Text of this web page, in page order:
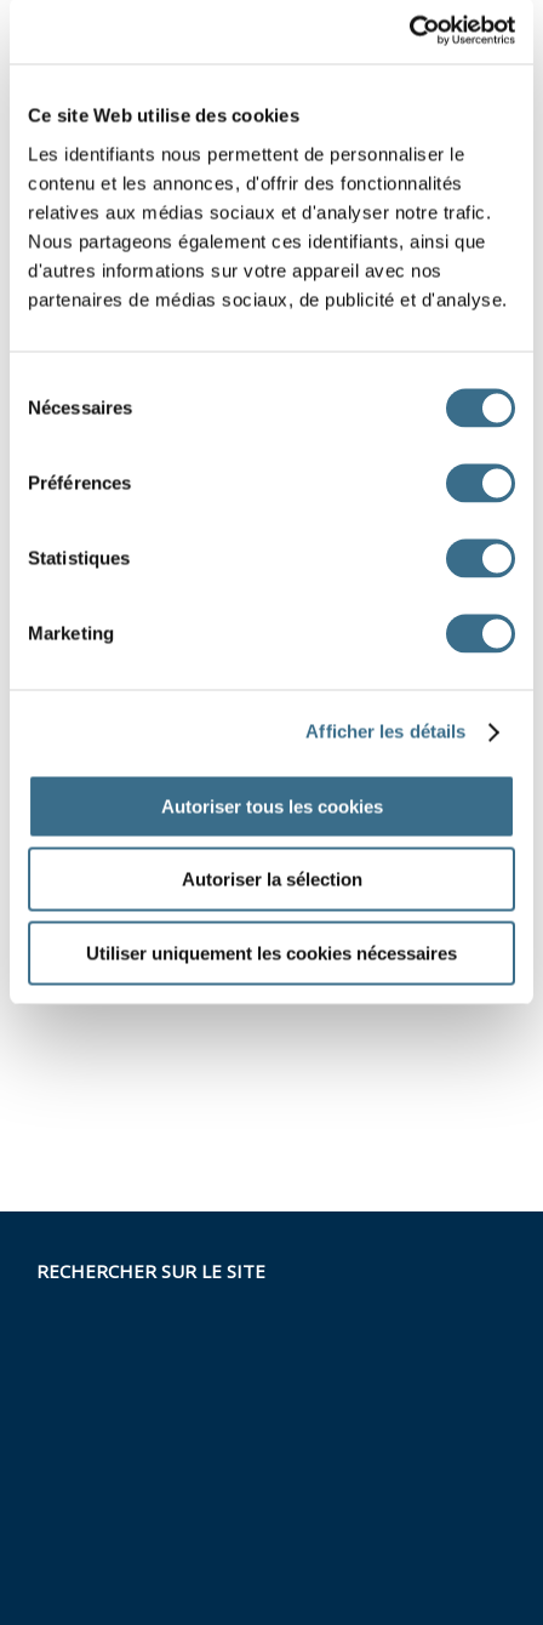
Ce site Web utilise des cookies
Les identifiants nous permettent de personnaliser le
contenu et les annonces, d'offrir des fonctionnalités
relatives aux médias sociaux et d'analyser notre trafic.
Nous partageons également ces identifiants, ainsi que
d'autres informations sur votre appareil avec nos
partenaires de médias sociaux, de publicité et d'analyse.
Nécessaires
Préférences
Statistiques
Marketing
Afficher les détails
Autoriser tous les cookies
Autoriser la sélection
Utiliser uniquement les cookies nécessaires
RECHERCHER SUR LE SITE